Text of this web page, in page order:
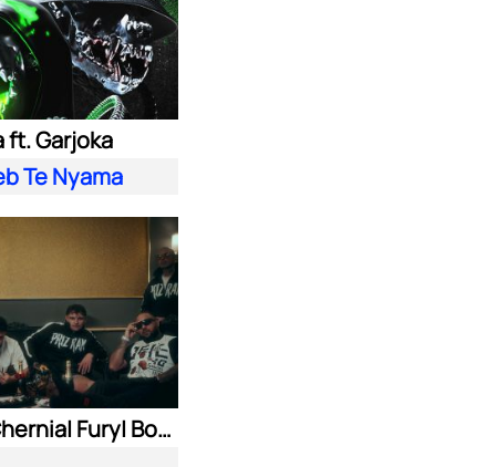
ft. Garjoka
Te Nyama
Nasyo Chernia| Fury| Bobo Armani| & N.A.S.I.